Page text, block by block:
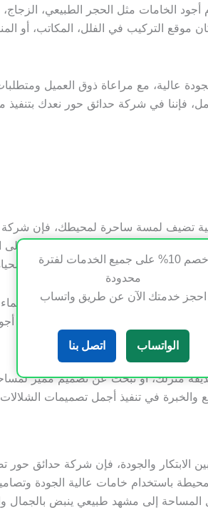
الخامات مثل الحجر الطبيعي،
التركيب في الفلل، المكاتب، أو
بجودة عالية، مع مراعاة ذوق العميل
فإننا في شركة حدائق حور نعدك بتنفيذ
تضيف لمسة ساحرة لمحيطك، فإن شركة
الصغيرة للمساحات الضيقة، وصولاً إلى
العادية إلى تحف فنية تنبض
من الهدوء والاسترخاء بفضل خرير
نعتمد على خامات قوية تتحمل حرارة
منزلك، أو تبحث عن تصميم مميز
في تنفيذ أجمل تصميمات الشلالات
الابتكار والجودة، فإن شركة حدائق
باستخدام خامات عالية الجودة
المساحة إلى مشهد طبيعي ينبض بالجمال
خصم 10% على جميع الخدمات لفترة
محدودة
احجز خدمتك الآن عن طريق واتساب
الواتساب اتصل بنا